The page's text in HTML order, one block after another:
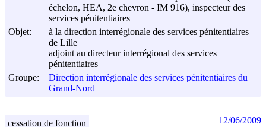
échelon, HEA, 2e chevron - IM 916), inspecteur des
services pénitentiaires
Objet:
à la direction interrégionale des services pénitentiaires
de Lille
adjoint au directeur interrégional des services
pénitentiaires
Groupe:
Direction interrégionale des services pénitentiaires du
Grand-Nord
cessation de fonction 12/06/2009